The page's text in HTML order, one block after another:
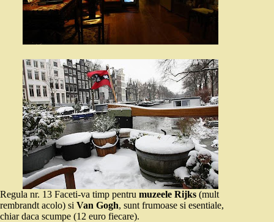
Regula nr. 13 Faceti-va timp pentru muzeele Rijks (mult
rembrandt acolo) si Van Gogh, sunt frumoase si esentiale,
chiar daca scumpe (12 euro fiecare).